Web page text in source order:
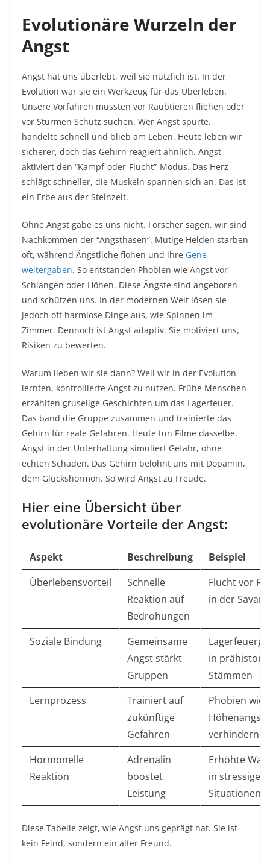
Evolutionäre Wurzeln der
Angst
Angst hat uns überlebt, weil sie nützlich ist. In der
Evolution war sie ein Werkzeug für das Überleben.
Unsere Vorfahren mussten vor Raubtieren fliehen oder
vor Stürmen Schutz suchen. Wer Angst spürte,
handelte schnell und blieb am Leben. Heute leben wir
sicherer, doch das Gehirn reagiert ähnlich. Angst
aktiviert den “Kampf-oder-Flucht”-Modus. Das Herz
schlägt schneller, die Muskeln spannen sich an. Das ist
ein Erbe aus der Steinzeit.​
Ohne Angst gäbe es uns nicht. Forscher sagen, wir sind
Nachkommen der “Angsthasen”. Mutige Helden starben
oft, während Ängstliche flohen und ihre Gene
weitergaben. So entstanden Phobien wie Angst vor
Schlangen oder Höhen. Diese Ängste sind angeboren
und schützen uns. In der modernen Welt lösen sie
jedoch oft harmlose Dinge aus, wie Spinnen im
Zimmer. Dennoch ist Angst adaptiv. Sie motiviert uns,
Risiken zu bewerten.​
Warum lieben wir sie dann? Weil wir in der Evolution
lernten, kontrollierte Angst zu nutzen. Frühe Menschen
erzählten gruselige Geschichten um das Lagerfeuer.
Das band die Gruppe zusammen und trainierte das
Gehirn für reale Gefahren. Heute tun Filme dasselbe.
Angst in der Unterhaltung simuliert Gefahr, ohne
echten Schaden. Das Gehirn belohnt uns mit Dopamin,
dem Glückshormon. So wird Angst zu Freude.​
Hier eine Übersicht über
evolutionäre Vorteile der Angst:
Aspekt Beschreibung
Beispiel
Überlebensvorteil
Schnelle
Reaktion auf
Bedrohungen
Flucht vor
in der
Soziale Bindung
Gemeinsame
Angst stärkt
Gruppen
in
Stämmen ​
Lernprozess
Trainiert auf
zukünftige
Gefahren
Phobien wie
Höhenangst
verhindern
Hormonelle
Reaktion
Adrenalin
boostet
Leistung
Erhöhte
in stressigen
Situationen ​
Diese Tabelle zeigt, wie Angst uns geprägt hat. Sie ist
kein Feind, sondern ein alter Freund.​